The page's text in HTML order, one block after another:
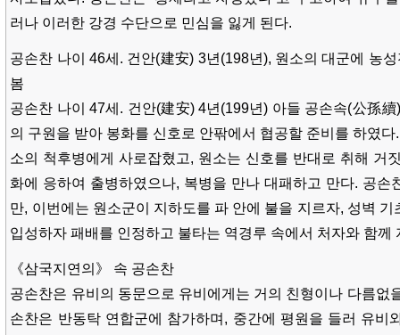
러나 이러한 강경 수단으로 민심을 잃게 된다.
공손찬 나이 46세. 건안(建安) 3년(198년), 원소의 대군에 농
봄
공손찬 나이 47세. 건안(建安) 4년(199년) 아들 공손속(公孫
의 구원을 받아 봉화를 신호로 안팎에서 협공할 준비를 하였
소의 척후병에게 사로잡혔고, 원소는 신호를 반대로 취해 거
화에 응하여 출병하였으나, 복병을 만나 대패하고 만다. 공손
만, 이번에는 원소군이 지하도를 파 안에 불을 지르자, 성벽
입성하자 패배를 인정하고 불타는 역경루 속에서 처자와 함께
《삼국지연의》 속 공손찬
공손찬은 유비의 동문으로 유비에게는 거의 친형이나 다름없
손찬은 반동탁 연합군에 참가하며, 중간에 평원을 들러 유비